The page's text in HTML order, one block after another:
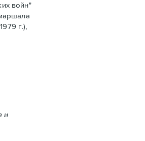
войн"
г.),
и